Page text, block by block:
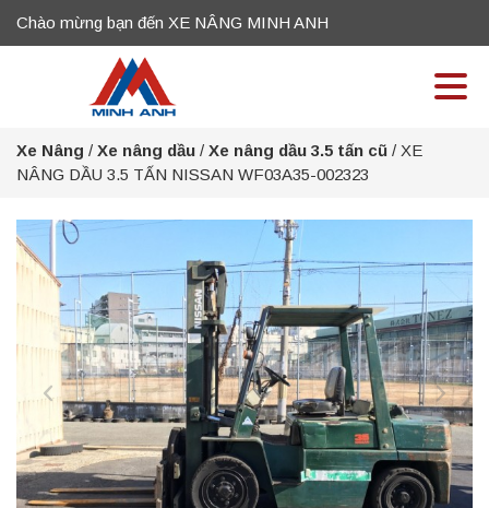
Chào mừng bạn đến XE NÂNG MINH ANH
Xe Nâng / Xe nâng dầu / Xe nâng dầu 3.5 tấn cũ / XE
NÂNG DẦU 3.5 TẤN NISSAN WF03A35-002323